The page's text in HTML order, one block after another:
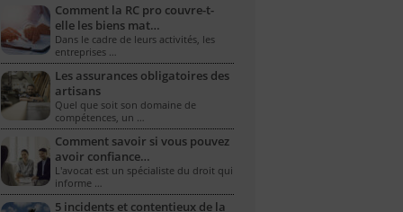
Comment la RC pro couvre-t-
elle les biens mat…
Dans le cadre de leurs activités, les
entreprises …
Les assurances obligatoires des
artisans
Quel que soit son domaine de
compétences, un …
Comment savoir si vous pouvez
avoir confiance…
L'avocat est un spécialiste du droit qui
informe …
5 incidents et contentieux de la